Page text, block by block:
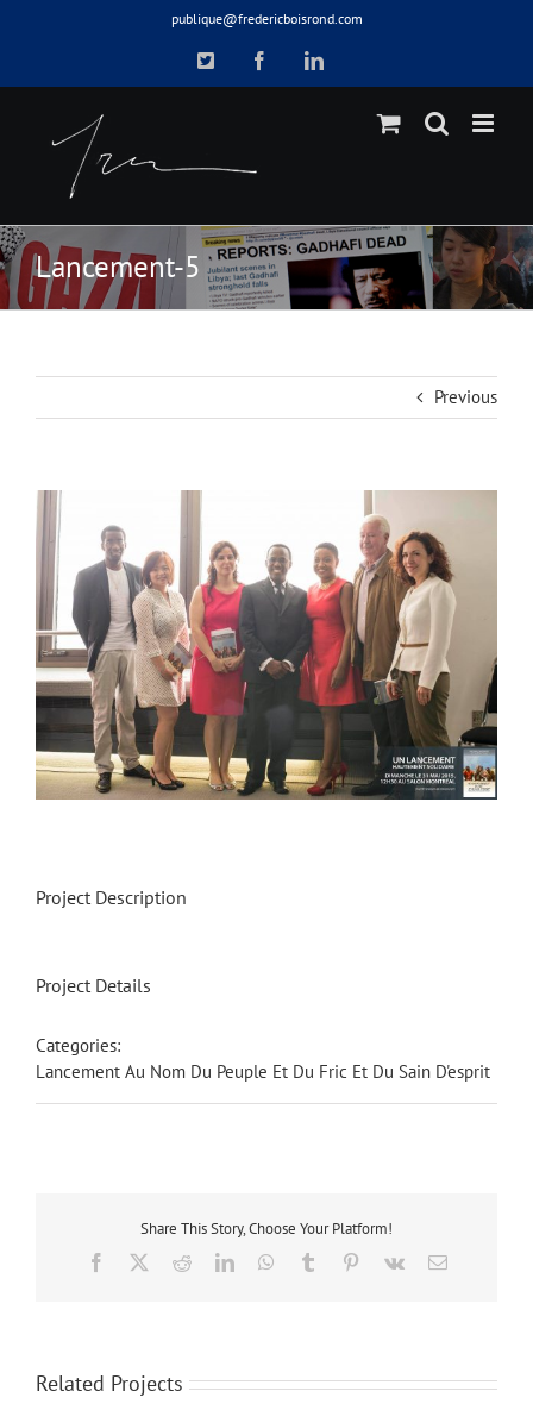
publique@fredericboisrond.com
X FacebookLinkedIn
Lancement-5
Previous
View
Larger
Image
Project Description
Project Details
Categories:
Lancement Au Nom Du Peuple Et Du Fric Et Du Sain D'esprit
Share This Story, Choose Your Platform!
Facebook RedditLinkedInWhatsApp
Tumblr Pinterest
Vk Email
Related Projects